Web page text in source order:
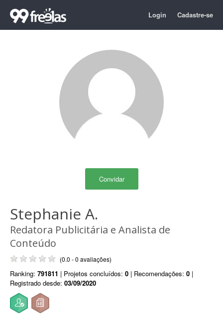
Login Cadastre-se
Convidar
Stephanie A.
Redatora Publicitária e Analista de
Conteúdo
(0.0 - 0 avaliações)
Ranking: 791811 | Projetos concluídos: 0 | Recomendações: 0 |
Registrado desde: 03/09/2020